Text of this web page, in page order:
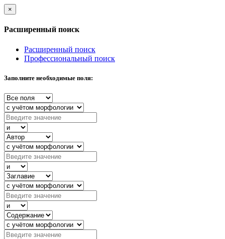
×
Расширенный поиск
Расширенный поиск
Профессиональный поиск
Заполните необходимые поля: